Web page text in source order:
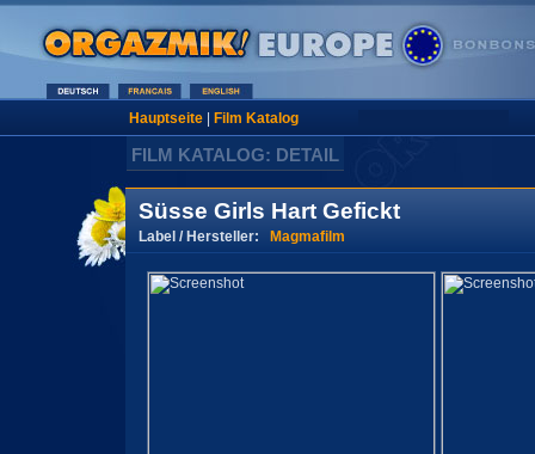
Hauptseite| Film Katalog
FILM KATALOG: DETAIL
Süsse Girls Hart Gefickt
Label / Hersteller: Magmafilm